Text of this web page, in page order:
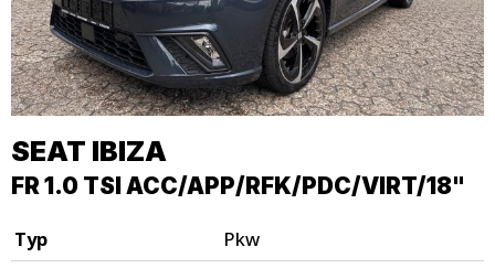
SEAT IBIZA
FR 1.0 TSI ACC/APP/RFK/PDC/VIRT/18"
Typ
Pkw